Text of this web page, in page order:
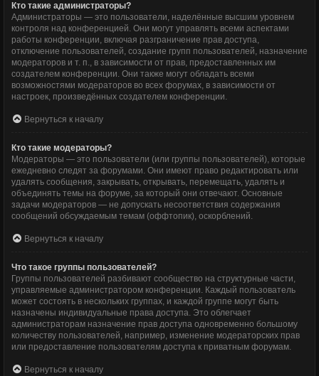
Кто такие администраторы?
Администраторы — это пользователи, наделённые высшим уровнем
контроля над конференцией. Они могут управлять всеми аспектами
работы конференции, включая разграничение прав доступа,
отключение пользователей, создание групп пользователей, назначение
модераторов и т. п., в зависимости от прав, предоставленных им
создателем конференции. Они также могут обладать всеми
возможностями модераторов во всех форумах, в зависимости от
настроек, произведённых создателем конференции.
Вернуться к началу
Кто такие модераторы?
Модераторы — это пользователи (или группы пользователей), которые
ежедневно следят за форумами. Они имеют право редактировать или
удалять сообщения, закрывать, открывать, перемещать, удалять и
объединять темы на форуме, за который они отвечают. Основные
задачи модераторов — не допускать несоответствия содержания
сообщений обсуждаемым темам (оффтопик), оскорблений.
Вернуться к началу
Что такое группы пользователей?
Группы пользователей разбивают сообщество на структурные части,
управляемые администратором конференции. Каждый пользователь
может состоять в нескольких группах, и каждой группе могут быть
назначены индивидуальные права доступа. Это облегчает
администраторам назначение прав доступа одновременно большому
количеству пользователей, например, изменение модераторских прав
или предоставление пользователям доступа к приватным форумам.
Вернуться к началу